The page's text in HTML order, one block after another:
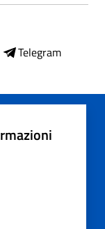
Telegram